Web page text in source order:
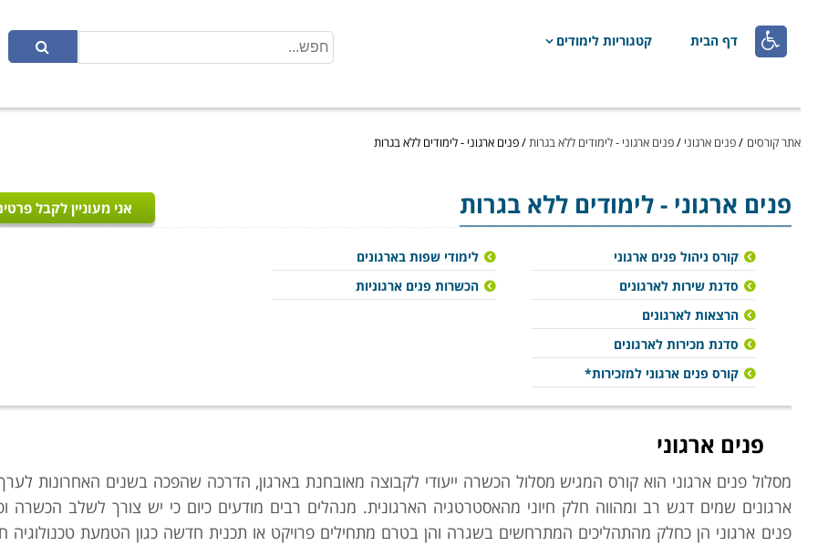
 דף הבית קטגוריות לימודים
אתר קורסים /פנים ארגוני /פנים ארגוני - לימודים ללא בגרות/פנים ארגוני - לימודים ללא בגרות
פנים ארגוני- לימודים ללא בגרות אני מעוניין לקבל
קורס ניהול פנים ארגוני
סדנת שירות לארגונים
הרצאות לארגונים
סדנת מכירות לארגונים
קורס פנים ארגוני למזכירות*
לימודי שפות בארגונים
הכשרות פנים ארגוניות
פנים ארגוני
מסלול פנים ארגוני הוא קורס המגיש מסלול הכשרה ייעודי לקבוצה מאובחנת בארגון, הדרכה שהפכה בשנים האחרונות לערך
ארגונים שמים דגש רב ומהווה חלק חיוני מהאסטרטגיה הארגונית. מנהלים רבים מודעים כיום כי יש צורך לשלב הכשרה
פנים ארגוני הן כחלק מהתהליכים המתרחשים בשגרה והן בטרם מתחילים פרויקט או תכנית חדשה כגון הטמעת טכנולוגיה